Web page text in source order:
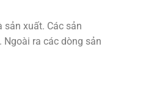
xuất. Các sản
ra các dòng sản